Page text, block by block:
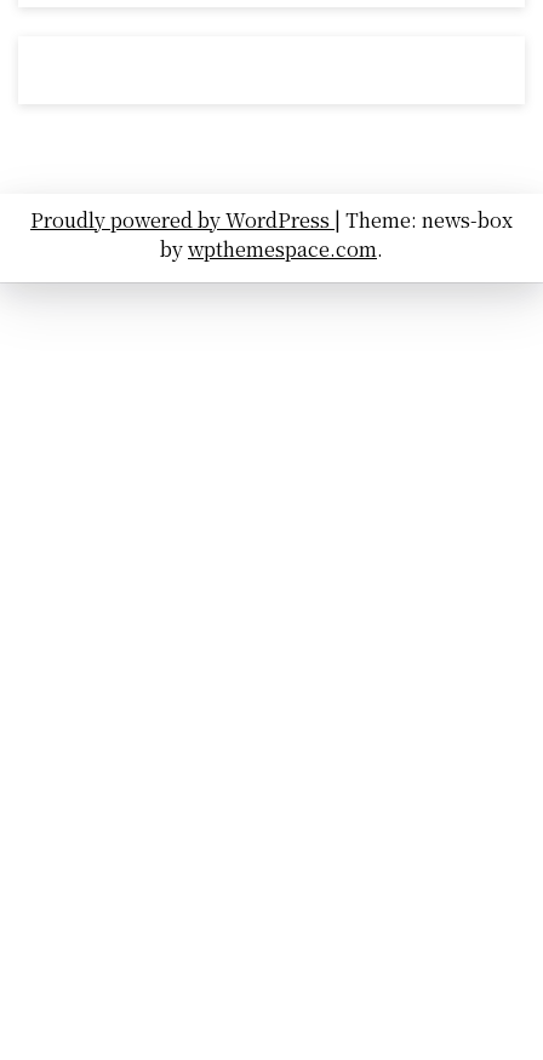
Proudly powered by WordPress | Theme: news-box
bywpthemespace.com.